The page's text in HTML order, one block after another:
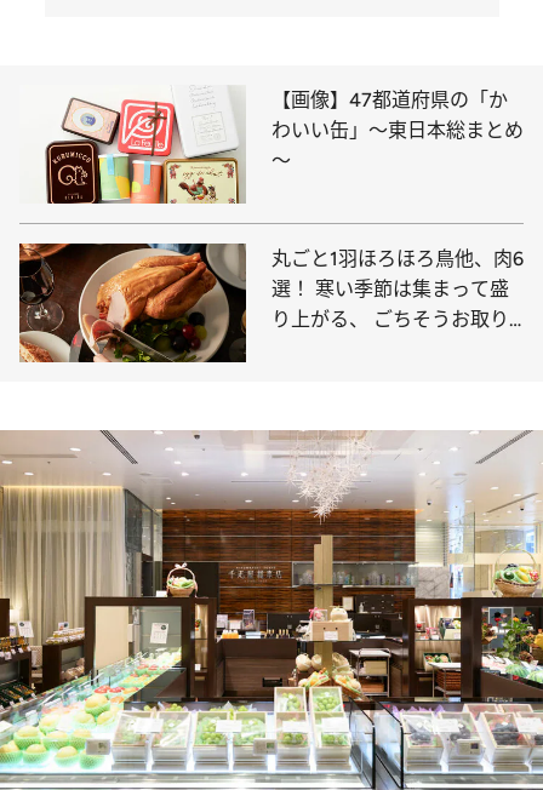
【画像】47都道府県の「か
わいい缶」～東日本総まとめ
～
丸ごと1羽ほろほろ鳥他、肉6
選！ 寒い季節は集まって盛
り上がる、 ごちそうお取り